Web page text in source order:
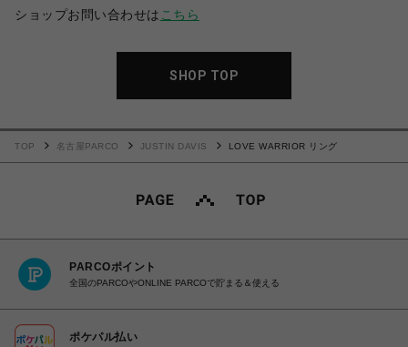
ショップお問い合わせは こちら
SHOP TOP
TOP 名古屋PARCO JUSTIN DAVIS LOVE WARRIOR リング
PARCOポイント
全国のPARCOやONLINE PARCOで貯まる＆使える
ポケパル払い